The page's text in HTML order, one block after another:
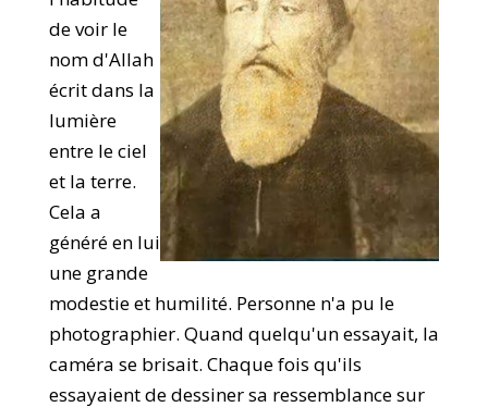
de voir le
nom d'Allah
écrit dans la
lumière
entre le ciel
et la terre.
Cela a
généré en lui
une grande
modestie et humilité. Personne n'a pu le
photographier. Quand quelqu'un essayait, la
caméra se brisait. Chaque fois qu'ils
essayaient de dessiner sa ressemblance sur